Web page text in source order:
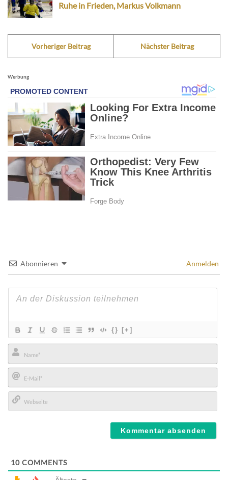
Ruhe in Frieden, Markus Volkmann
Vorheriger Beitrag Nächster Beitrag
Werbung
Abonnieren Anmelden
{} [+]
Name*
E-
Mail*
10 COMMENTS